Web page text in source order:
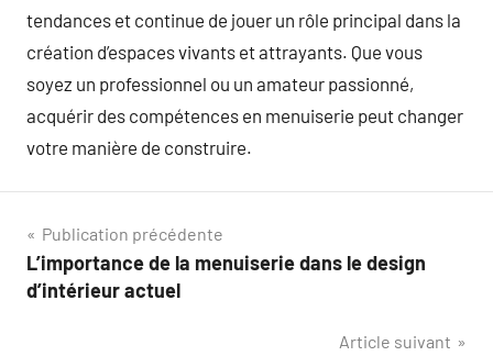
tendances et continue de jouer un rôle principal dans la
création d’espaces vivants et attrayants. Que vous
soyez un professionnel ou un amateur passionné,
acquérir des compétences en menuiserie peut changer
votre manière de construire.
Navigation
de
Publication précédente
L’importance de la menuiserie dans le design
d’intérieur actuel
Article suivant